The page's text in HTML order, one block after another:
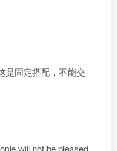
是固定搭配，不能交
will not be pleased.